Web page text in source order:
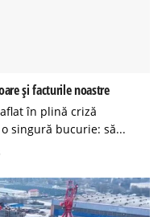
și facturile noastre
în plină criză
singură bucurie: să...